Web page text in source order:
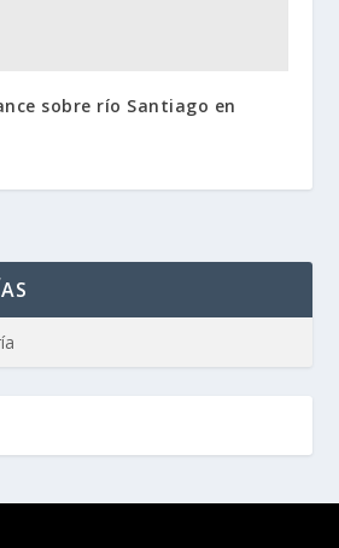
sobre río Santiago en